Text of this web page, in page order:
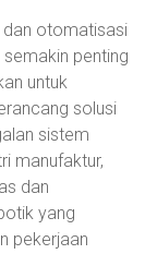
dan otomatisasi
penting
untuk
solusi
sistem
manufaktur,
dan
yang
pekerjaan